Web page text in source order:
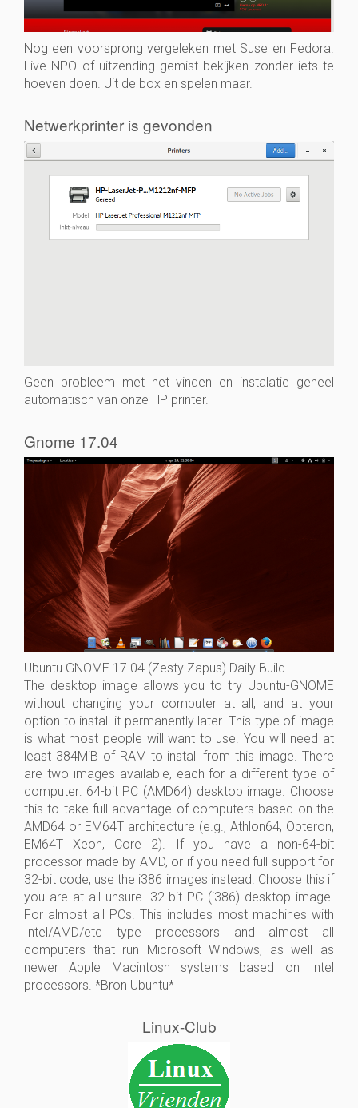
Nog een voorsprong vergeleken met Suse en Fedora.
Live NPO of uitzending gemist bekijken zonder iets te
hoeven doen. Uit de box en spelen maar.
Netwerkprinter is gevonden
Geen probleem met het vinden en instalatie geheel
automatisch van onze HP printer.
Gnome 17.04
Ubuntu GNOME 17.04 (Zesty Zapus) Daily Build
The desktop image allows you to try Ubuntu-GNOME
without changing your computer at all, and at your
option to install it permanently later. This type of image
is what most people will want to use. You will need at
least 384MiB of RAM to install from this image. There
are two images available, each for a different type of
computer: 64-bit PC (AMD64) desktop image. Choose
this to take full advantage of computers based on the
AMD64 or EM64T architecture (e.g., Athlon64, Opteron,
EM64T Xeon, Core 2). If you have a non-64-bit
processor made by AMD, or if you need full support for
32-bit code, use the i386 images instead. Choose this if
you are at all unsure. 32-bit PC (i386) desktop image.
For almost all PCs. This includes most machines with
Intel/AMD/etc type processors and almost all
computers that run Microsoft Windows, as well as
newer Apple Macintosh systems based on Intel
processors. *Bron Ubuntu*
Linux-Club